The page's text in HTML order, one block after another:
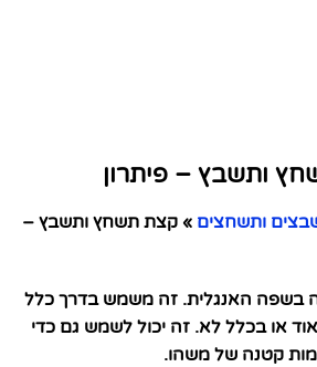
ותשבץ – פיתרון
ותשחצים » קצת תשחץ ותשבץ –
בשפה האנגלית. זה משמש בדרך כלל
או בכלל לא. זה יכול לשמש גם כדי
קטנה של משהו.